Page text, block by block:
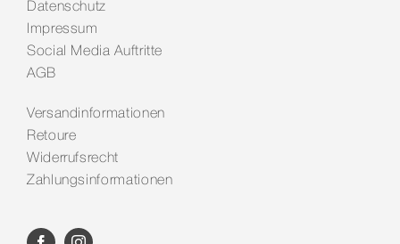
Datenschutz
Impressum
Social Media Auftritte
AGB
Versandinformationen
Retoure
Widerrufsrecht
Zahlungsinformationen